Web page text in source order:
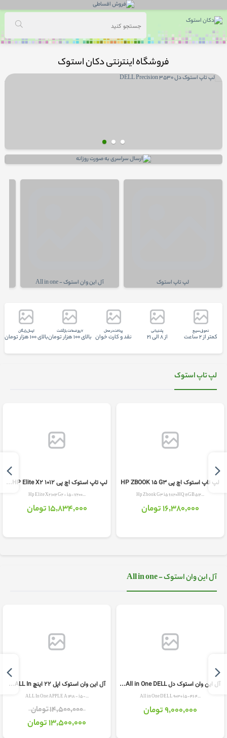
فروشگاه اینترنتی دکان استوک
لپ تاپ استوک آل این وان استوک - All in one
تحويل سريع
کمتر از 2 ساعت
پشتيبانی
از 8 الی 21
پرداخت در محل
نقد و کارت خوان
7 روز ضمانت بازگشت
بالای 100 هزار تومان
ارسال رایگان
بالای 100 هزار تومان
لپ تاپ استوک
لپ تاپ استوک اچ پی HP ZBOOK 15 G3
Hp Zbook G3 i5 6820HQ 16GB 512...
16٬380٬000 تومان
لپ تاپ استوک اچ پی HP Elite X2 1012...
Hp Elite X2 1012 G2 - i5-7200...
15٬834٬000 تومان
آل این وان استوک - All in one
آل این وان استوک دل All in One DELL...
All in One DELL 9030 i5-4s 4...
9٬000٬000 تومان
آل این وان استوک اپل 22 اینچ ALL In...
ALL In One APPLE A 1418 - i5-...
14٬500٬000 تومان
13٬500٬000 تومان